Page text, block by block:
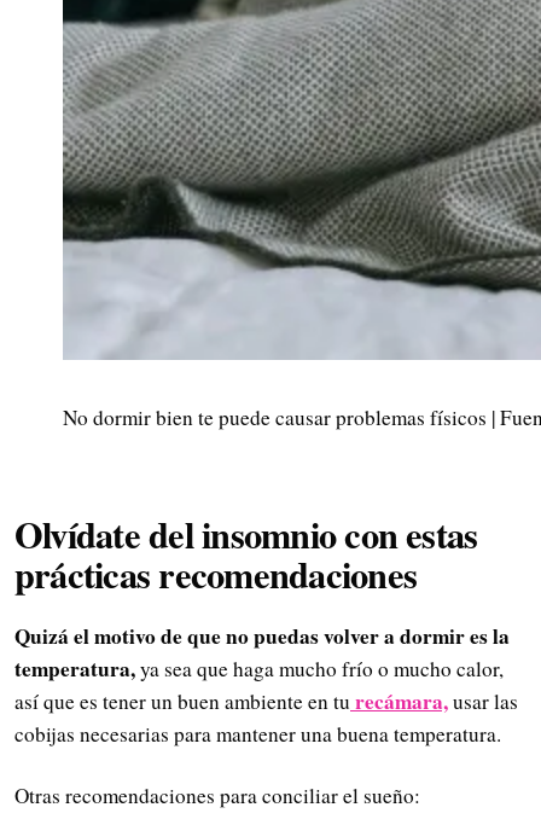
No dormir bien te puede causar problemas físicos |
Olvídate del insomnio con estas
prácticas recomendaciones
Quizá el motivo de que no puedas volver a dormir es la
temperatura,ya sea que haga mucho frío o mucho calor,
así que es tener un buen ambiente en tu recámara,usar las
cobijas necesarias para mantener una buena temperatura.
Otras recomendaciones para conciliar el sueño: